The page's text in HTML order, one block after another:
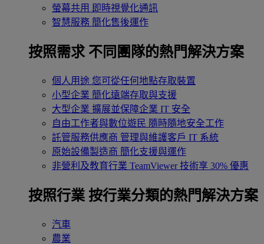
螢幕共用 即時視覺化通訊
智慧服務 簡化售後運作
按照需求 不同團隊的熱門解決方案
個人用途 您可從任何地點存取裝置
小型企業 簡化遠端存取與支援
大型企業 擴展並保障企業 IT 安全
自由工作者與數位遊民 隨時隨地安全工作
託管服務供應商 管理與維護客戶 IT 系統
原始設備製造商 簡化支援與運作
非營利及教育行業 TeamViewer 技術享 30% 優惠
按照行業 按行業分類的熱門解決方案
汽車
農業